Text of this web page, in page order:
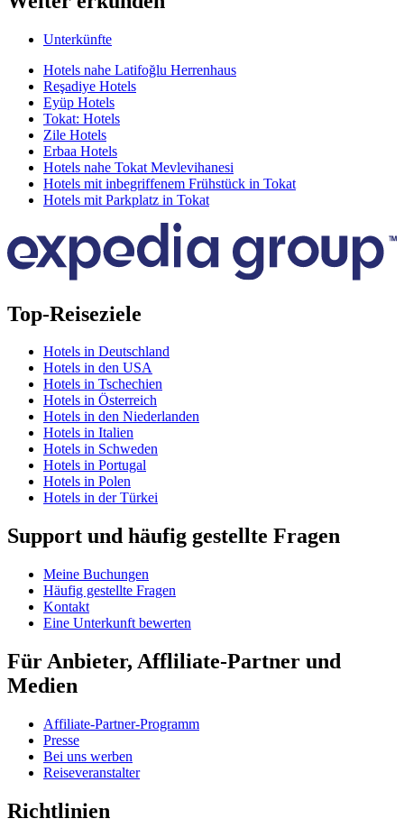
Unterkünfte
Hotels nahe Latifoğlu Herrenhaus
Reşadiye Hotels
Eyüp Hotels
Tokat: Hotels
Zile Hotels
Erbaa Hotels
Hotels nahe Tokat Mevlevihanesi
Hotels mit inbegriffenem Frühstück in Tokat
Hotels mit Parkplatz in Tokat
Top-Reiseziele
Hotels in Deutschland
Hotels in den USA
Hotels in Tschechien
Hotels in Österreich
Hotels in den Niederlanden
Hotels in Italien
Hotels in Schweden
Hotels in Portugal
Hotels in Polen
Hotels in der Türkei
Support und häufig gestellte Fragen
Meine Buchungen
Häufig gestellte Fragen
Kontakt
Eine Unterkunft bewerten
Für Anbieter, Affliliate-Partner und
Medien
Affiliate-Partner-Programm
Presse
Bei uns werben
Reiseveranstalter
Richtlinien